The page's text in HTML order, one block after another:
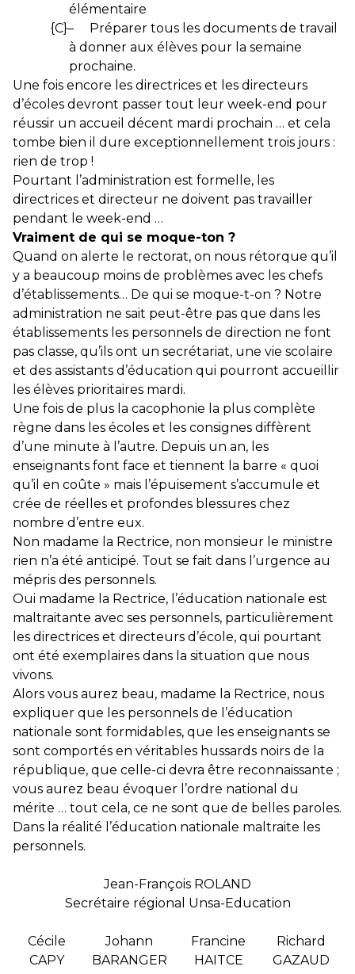
élémentaire
{C}–
Préparer tous les documents de travail
à donner aux élèves pour la semaine
prochaine.
Une fois encore les directrices et les directeurs
d’écoles devront passer tout leur week-end pour
réussir un accueil décent mardi prochain … et cela
tombe bien il dure exceptionnellement trois jours :
rien de trop !
Pourtant l’administration est formelle, les
directrices et directeur ne doivent pas travailler
pendant le week-end …
Vraiment de qui se moque-ton ?
Quand on alerte le rectorat, on nous rétorque qu’il
y a beaucoup moins de problèmes avec les chefs
d’établissements… De qui se moque-t-on ? Notre
administration ne sait peut-être pas que dans les
établissements les personnels de direction ne font
pas classe, qu’ils ont un secrétariat, une vie scolaire
et des assistants d’éducation qui pourront accueillir
les élèves prioritaires mardi.
Une fois de plus la cacophonie la plus complète
règne dans les écoles et les consignes diffèrent
d’une minute à l’autre. Depuis un an, les
enseignants font face et tiennent la barre « quoi
qu’il en coûte » mais l’épuisement s’accumule et
crée de réelles et profondes blessures chez
nombre d’entre eux.
Non madame la Rectrice, non monsieur le ministre
rien n’a été anticipé. Tout se fait dans l’urgence au
mépris des personnels.
Oui madame la Rectrice, l’éducation nationale est
maltraitante avec ses personnels, particulièrement
les directrices et directeurs d’école, qui pourtant
ont été exemplaires dans la situation que nous
vivons.
Alors vous aurez beau, madame la Rectrice, nous
expliquer que les personnels de l’éducation
nationale sont formidables, que les enseignants se
sont comportés en véritables hussards noirs de la
république, que celle-ci devra être reconnaissante ;
vous aurez beau évoquer l’ordre national du
mérite … tout cela, ce ne sont que de belles paroles.
Dans la réalité l’éducation nationale maltraite les
personnels.
Jean-François ROLAND
Secrétaire régional Unsa-Education
Cécile
CAPY
Johann
BARANGER
Francine
HAITCE
Richard
GAZAUD